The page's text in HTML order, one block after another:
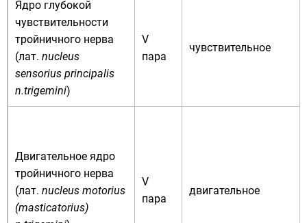
Ядро глубокой
чувствительности
тройничного нерва
(лат. nucleus
sensorius principalis
n.trigemini)
V
пара
чувствительное
Двигательное ядро
тройничного нерва
(лат. nucleus motorius
(masticatorius)
V
пара
двигательное